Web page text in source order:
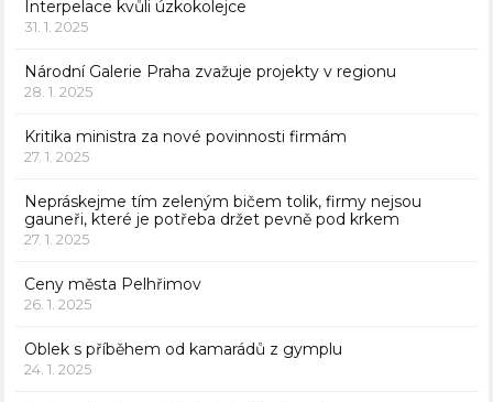
Interpelace kvůli úzkokolejce
31. 1. 2025
Národní Galerie Praha zvažuje projekty v regionu
28. 1. 2025
Kritika ministra za nové povinnosti firmám
27. 1. 2025
Nepráskejme tím zeleným bičem tolik, firmy nejsou
gauneři, které je potřeba držet pevně pod krkem
27. 1. 2025
Ceny města Pelhřimov
26. 1. 2025
Oblek s příběhem od kamarádů z gymplu
24. 1. 2025